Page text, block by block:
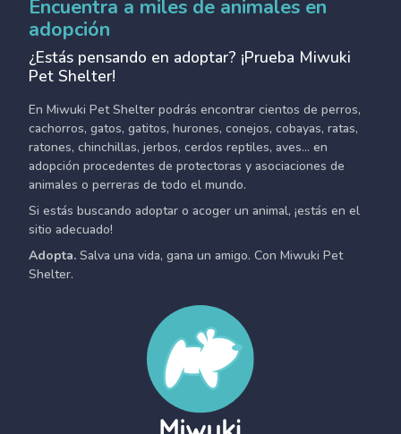
Encuentra a miles de animales en
adopción
¿Estás pensando en adoptar? ¡Prueba Miwuki
Pet Shelter!
En Miwuki Pet Shelter podrás encontrar cientos de perros,
cachorros, gatos, gatitos, hurones, conejos, cobayas, ratas,
ratones, chinchillas, jerbos, cerdos reptiles, aves... en
adopción procedentes de protectoras y asociaciones de
animales o perreras de todo el mundo.
Si estás buscando adoptar o acoger un animal, ¡estás en el
sitio adecuado!
Adopta. Salva una vida, gana un amigo. Con Miwuki Pet
Shelter.